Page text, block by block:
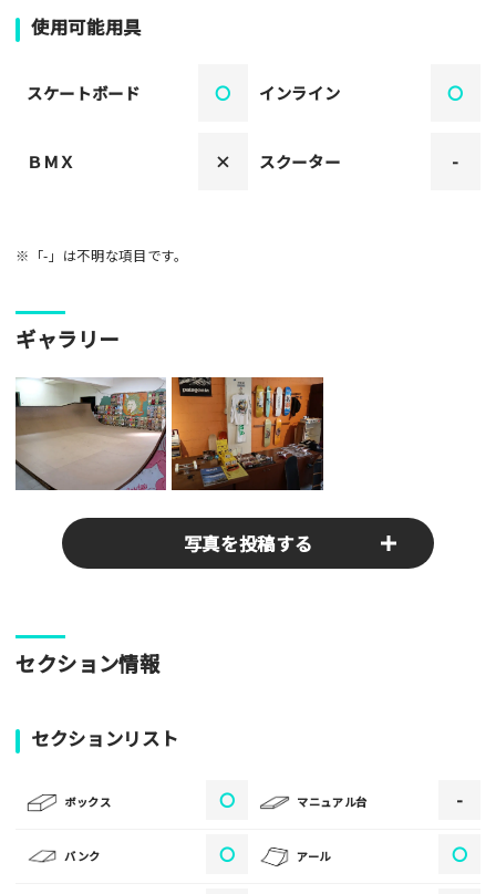
使用可能用具
スケートボード 〇 インライン 〇
ＢＭＸ × スクーター -
※「-」は不明な項目です。
ギャラリー
写真を投稿する
パークやスポットの写真をぜひお送りください！あなたの写真
がみんなの参考となります！
[text photo1alt placeholder "写真の解説※任意]
写真
セクション情報
セクションリスト
ボックス 〇 マニュアル台 -
バンク 〇 アール 〇